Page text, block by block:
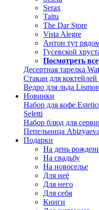
Serax
Taitu
The Dar Store
Vista Alegre
Антон тут
Гусевской
Посмотреть все
Десертная тарелка
Стакан для
Ведро для льда
Новинки
Набор для кофе
Seletti
Набор блюд для
Пепельница Abizyaeva
Подарки
На день
На свадьбу
На новоселье
Для неё
Для него
Для себя
Книги